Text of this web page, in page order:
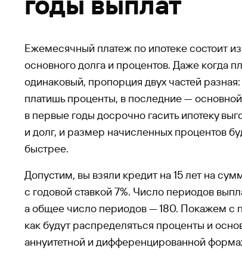
Ежемесячный платеж по ипотеке состоит
основного долга и процентов. Даже когда
одинаковый, пропорция двух частей
платишь проценты, в последние —
в первые годы досрочно гасить ипотеку
и долг, и размер начисленных процентов
быстрее.
Допустим, вы взяли кредит на 15 лет на
с годовой ставкой 7%. Число периодов
а общее число периодов — 180. Покажем с
как будут распределяться проценты и
аннуитетной и дифференцированной